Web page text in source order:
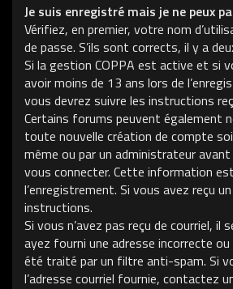
Je suis enregistré mais je ne peux
Vérifiez, en premier, votre nom
de passe. S’ils sont corrects, il y a
Si la gestion COPPA est active et si
avoir moins de 13 ans lors de
vous devrez suivre les instructions
Certains forums peuvent également
toute nouvelle création de compte
même ou par un administrateur
vous connecter. Cette information
l’enregistrement. Si vous avez reçu
instructions.
Si vous n’avez pas reçu de courriel, il
ayez fourni une adresse incorrecte
été traité par un filtre anti-spam. Si
l’adresse courriel fournie, contactez